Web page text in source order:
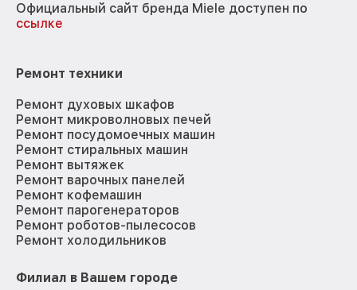
Официальный сайт бренда Miele доступен по
ссылке
Ремонт техники
Ремонт духовых шкафов
Ремонт микроволновых печей
Ремонт посудомоечных машин
Ремонт стиральных машин
Ремонт вытяжек
Ремонт варочных панелей
Ремонт кофемашин
Ремонт парогенераторов
Ремонт роботов-пылесосов
Ремонт холодильников
Филиал в Вашем городе